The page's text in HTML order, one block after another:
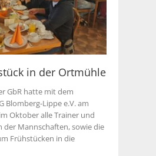
in der Ortmühle
GbR hatte mit dem
Blomberg-Lippe e.V. am
Oktober alle Trainer und
der Mannschaften, sowie die
Frühstücken in die